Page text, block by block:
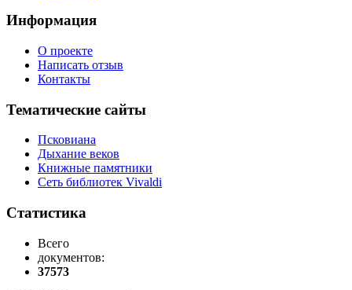
Информация
О проекте
Написать отзыв
Контакты
Тематические сайты
Псковиана
Дыхание веков
Книжные памятники
Сеть библиотек Vivaldi
Статистика
Всего
документов:
37573